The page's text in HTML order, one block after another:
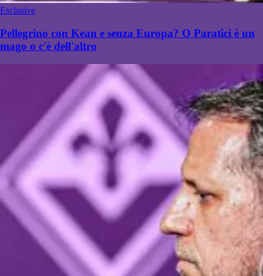
Esclusive
Pellegrino con Kean e senza Europa? O Paratici è un
mago o c'è dell'altro